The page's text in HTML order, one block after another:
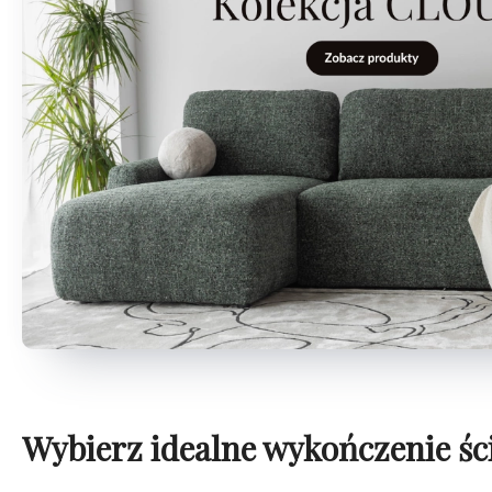
Wybierz idealne wykończenie